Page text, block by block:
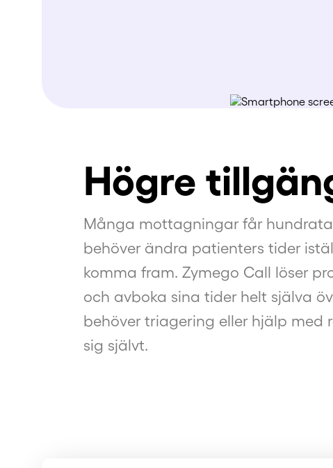
Högre
Många mottagningar får
behöver ändra patienters tider
komma fram. Zymego Call löser
och avboka sina tider helt själva
behöver triagering eller hjälp med
sig självt.